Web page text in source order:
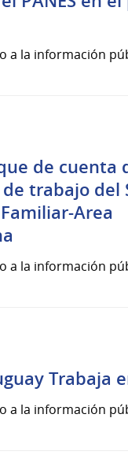
a la información
de cuenta
trabajo del
Area
a la información
Trabaja
a la información